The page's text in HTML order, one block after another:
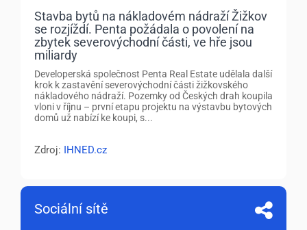
Stavba bytů na nákladovém nádraží Žižkov
se rozjíždí. Penta požádala o povolení na
zbytek severovýchodní části, ve hře jsou
miliardy
Developerská společnost Penta Real Estate udělala další
krok k zastavění severovýchodní části žižkovského
nákladového nádraží. Pozemky od Českých drah koupila
vloni v říjnu – první etapu projektu na výstavbu bytových
domů už nabízí ke koupi, s...
Zdroj: IHNED.cz
Sociální sítě